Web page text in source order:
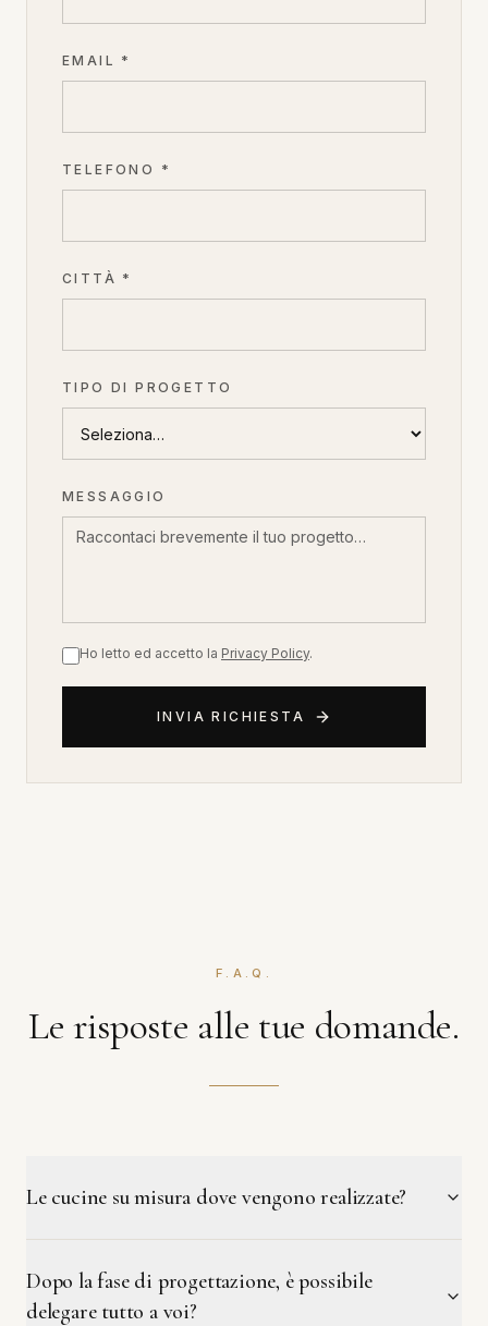
EMAIL *
TELEFONO *
CITTÀ *
TIPO DI PROGETTO
MESSAGGIO
Ho letto ed accetto la Privacy Policy.
INVIA RICHIESTA
F.A.Q.
Le risposte alle tue domande.
Le cucine su misura dove vengono realizzate?
Dopo la fase di progettazione, è possibile
delegare tutto a voi?